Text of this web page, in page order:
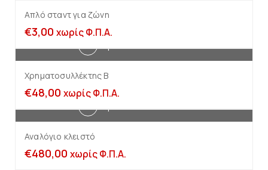
Απλό σταντ για ζώνη
€3,00 χωρίς Φ.Π.Α.
Χρηματοσυλλέκτης B
€48,00 χωρίς Φ.Π.Α.
Αναλόγιο κλειστό
€480,00 χωρίς Φ.Π.Α.